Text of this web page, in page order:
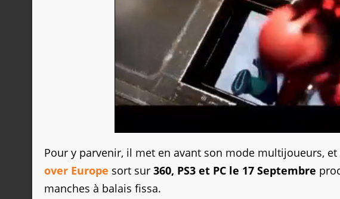
Pour y parvenir, il met en avant son mode multijoueurs,
over Europe sort sur 360, PS3 et PC le 17 Septembre
manches à balais fissa.